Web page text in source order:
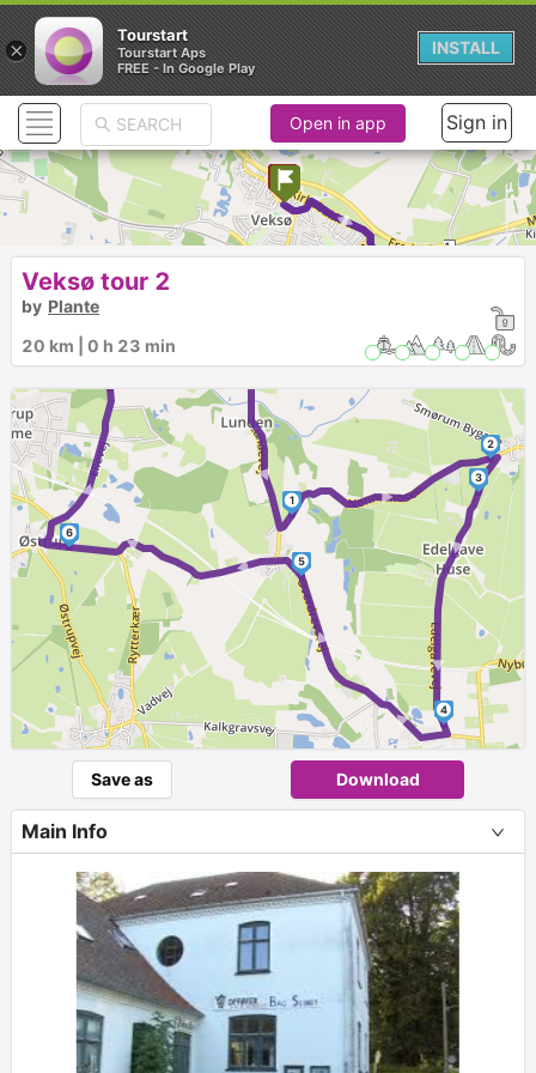
► ►
►
► ► ► ►
►
► ► ► ►
► ► ► ►
1
2
3
4
5
6
Open in app Sign in
Veksø tour 2
by Plante
20 km | 0 h 23 min
Save as Download
Main Info
×
Tourstart
Tourstart Aps
FREE - In Google Play
INSTALL